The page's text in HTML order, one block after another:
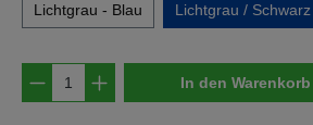
Lichtgrau - Blau Lichtgrau / Schwarz
Produkt Anzahl: Gib den
In den Warenkorb